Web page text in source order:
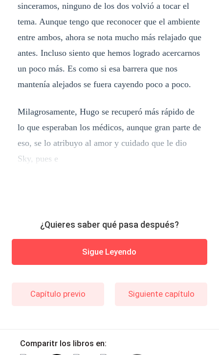
sinceramos, ninguno de los dos volvió a tocar el
tema. Aunque tengo que reconocer que el ambiente
entre ambos, ahora se nota mucho más relajado que
antes. Incluso siento que hemos logrado acercarnos
un poco más. Es como si esa barrera que nos
mantenía alejados se fuera cayendo poco a poco.
Milagrosamente, Hugo se recuperó más rápido de
lo que esperaban los médicos, aunque gran parte de
eso, se lo atribuyo al amor y cuidado que le dio
Sky, pues e
¿Quieres saber qué pasa después?
Sigue Leyendo
Capítulo previo Siguiente capítulo
Comparitr los libros en: